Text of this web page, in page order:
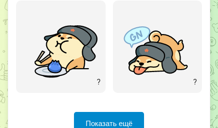
? ?
Показать ещё